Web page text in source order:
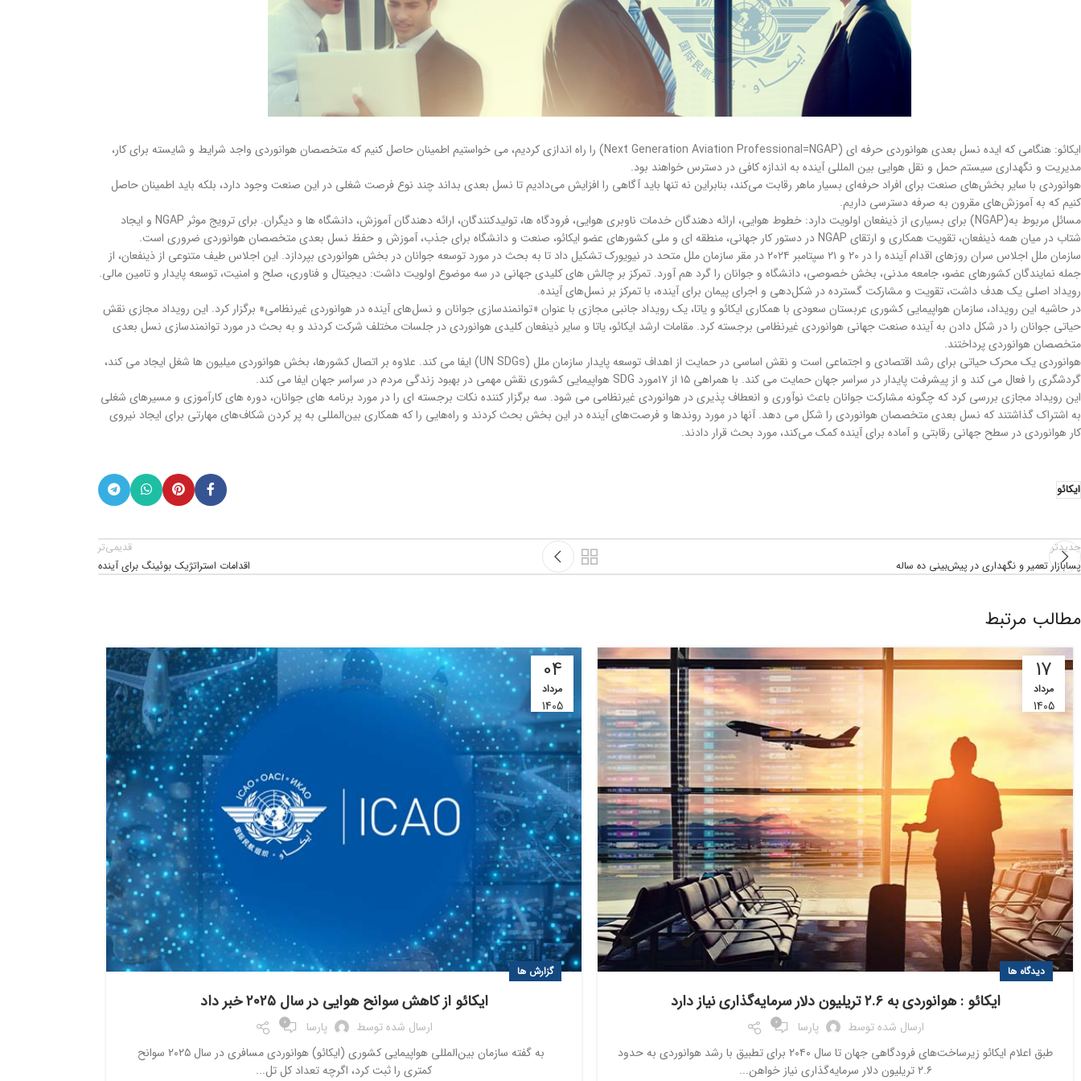
ایکائو: هنگامی که ایده نسل بعدی هوانوردی حرفه ای (Next Generation Aviation Professional=NGAP) را راه اندازی کردیم، می خواستیم اطمینان حاصل کنیم که متخصصان هوانوردی واجد شرایط و شایسته برای کار،
مدیریت و نگهداری سیستم حمل و نقل هوایی بین المللی آینده به اندازه کافی در دسترس خواهند بود.
هوانوردی با سایر بخش‌های صنعت برای افراد حرفه‌ای بسیار ماهر رقابت می‌کند، بنابراین نه تنها باید آگاهی را افزایش می‌دادیم تا نسل بعدی بداند چند نوع فرصت شغلی در این صنعت وجود دارد، بلکه باید اطمینان حاصل
کنیم که به آموزش‌های مقرون به صرفه دسترسی داریم.
مسائل مربوط به(NGAP) برای بسیاری از ذینفعان اولویت دارد: خطوط هوایی، ارائه دهندگان خدمات ناوبری هوایی، فرودگاه ها، تولیدکنندگان، ارائه دهندگان آموزش، دانشگاه ها و دیگران. برای ترویج موثر NGAP و ایجاد
شتاب در میان همه ذینفعان، تقویت همکاری و ارتقای NGAP در دستور کار جهانی، منطقه ای و ملی کشورهای عضو ایکائو، صنعت و دانشگاه برای جذب، آموزش و حفظ نسل بعدی متخصصان هوانوردی ضروری است.
سازمان ملل اجلاس سران روزهای اقدام آینده را در ۲۰ و ۲۱ سپتامبر ۲۰۲۴ در مقر سازمان ملل متحد در نیویورک تشکیل داد تا به بحث در مورد توسعه جوانان در بخش هوانوردی بپردازد. این اجلاس طیف متنوعی از ذینفعان، از
جمله نمایندگان کشورهای عضو، جامعه مدنی، بخش خصوصی، دانشگاه و جوانان را گرد هم آورد. تمرکز بر چالش های کلیدی جهانی در سه موضوع اولویت داشت: دیجیتال و فناوری، صلح و امنیت، توسعه پایدار و تامین مالی.
رویداد اصلی یک هدف داشت، تقویت و مشارکت گسترده در شکل‌دهی و اجرای پیمان برای آینده، با تمرکز بر نسل‌های آینده.
در حاشیه این رویداد، سازمان هواپیمایی کشوری عربستان سعودی با همکاری ایکائو و یاتا، یک رویداد جانبی مجازی با عنوان «توانمندسازی جوانان و نسل‌های آینده در هوانوردی غیرنظامی» برگزار کرد. این رویداد مجازی نقش
حیاتی جوانان را در شکل دادن به آینده صنعت جهانی هوانوردی غیرنظامی برجسته کرد. مقامات ارشد ایکائو، یاتا و سایر ذینفعان کلیدی هوانوردی در جلسات مختلف شرکت کردند و به بحث در مورد توانمندسازی نسل بعدی
متخصصان هوانوردی پرداختند.
هوانوردی یک محرک حیاتی برای رشد اقتصادی و اجتماعی است و نقش اساسی در حمایت از اهداف توسعه پایدار سازمان ملل (UN SDGs) ایفا می کند. علاوه بر اتصال کشورها، بخش هوانوردی میلیون ها شغل ایجاد می کند،
گردشگری را فعال می کند و از پیشرفت پایدار در سراسر جهان حمایت می کند. با همراهی ۱۵ از ۱۷مورد SDG هواپیمایی کشوری نقش مهمی در بهبود زندگی مردم در سراسر جهان ایفا می کند.
این رویداد مجازی بررسی کرد که چگونه مشارکت جوانان باعث نوآوری و انعطاف پذیری در هوانوردی غیرنظامی می شود. سه برگزار کننده نکات برجسته ای را در مورد برنامه های جوانان، دوره های کارآموزی و مسیرهای شغلی
به اشتراک گذاشتند که نسل بعدی متخصصان هوانوردی را شکل می دهد. آنها در مورد روندها و فرصت‌های آینده در این بخش بحث کردند و راه‌هایی را که همکاری بین‌المللی به پر کردن شکاف‌های مهارتی برای ایجاد نیروی
کار هوانوردی در سطح جهانی رقابتی و آماده برای آینده کمک می‌کند، مورد بحث قرار دادند.
ایکائو
جدیدتر
پسا‌بازار تعمیر و نگهداری در پیش‌بینی ده ساله
قدیمی‌تر
اقدامات استراتژیک بوئینگ برای آینده
مطالب مرتبط
17
مرداد
1405
دیدگاه ها
ایکائو : هوانوردی به ۲.۶ تریلیون دلار سرمایه‌گذاری نیاز دارد
ارسال شده توسط پارسا 0
طبق اعلام ایکائو زیرساخت‌های فرودگاهی جهان تا سال ۲۰۴۰ برای تطبیق با رشد هوانوردی به حدود
۲.۶ تریلیون دلار سرمایه‌گذاری نیاز خواهن...
04
مرداد
1405
گزارش ها
ایکائو از کاهش سوانح هوایی در سال ۲۰۲۵ خبر داد
ارسال شده توسط پارسا 0
به گفته سازمان بین‌المللی هواپیمایی کشوری (ایکائو) هوانوردی مسافری در سال ۲۰۲۵ سوانح
کمتری را ثبت کرد، اگرچه تعداد کل تل...